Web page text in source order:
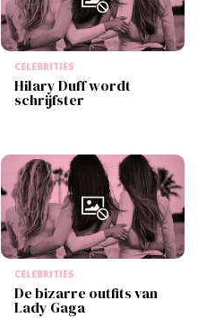
CELEBRITIES
Hilary Duff wordt
schrijfster
CELEBRITIES
De bizarre outfits van
Lady Gaga